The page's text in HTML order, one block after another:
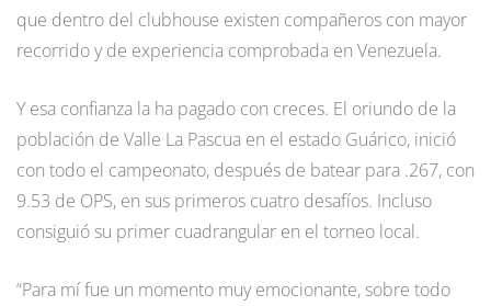
que dentro del clubhouse existen compañeros con mayor
recorrido y de experiencia comprobada en Venezuela.
Y esa confianza la ha pagado con creces. El oriundo de la
población de Valle La Pascua en el estado Guárico, inició
con todo el campeonato, después de batear para .267, con
9.53 de OPS, en sus primeros cuatro desafíos. Incluso
consiguió su primer cuadrangular en el torneo local.
“Para mí fue un momento muy emocionante, sobre todo